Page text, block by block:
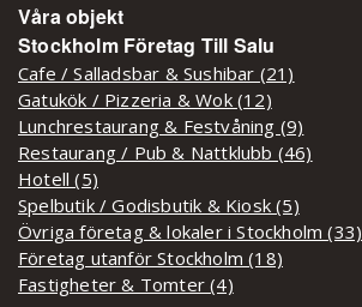
Våra objekt
Stockholm Företag Till Salu
Cafe / Salladsbar & Sushibar (21)
Gatukök / Pizzeria & Wok (12)
Lunchrestaurang & Festvåning (9)
Restaurang / Pub & Nattklubb (46)
Hotell (5)
Spelbutik / Godisbutik & Kiosk (5)
Övriga företag & lokaler i Stockholm (33)
Företag utanför Stockholm (18)
Fastigheter & Tomter (4)